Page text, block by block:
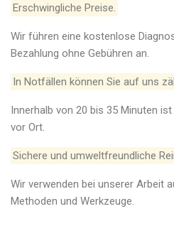
Erschwingliche Preise.
Wir führen eine kostenlose
Bezahlung ohne Gebühren an.
In Notfällen können Sie auf uns
Innerhalb von 20 bis 35 Minuten
vor Ort.
Sichere und umweltfreundliche
Wir verwenden bei unserer Arbeit
Methoden und Werkzeuge.